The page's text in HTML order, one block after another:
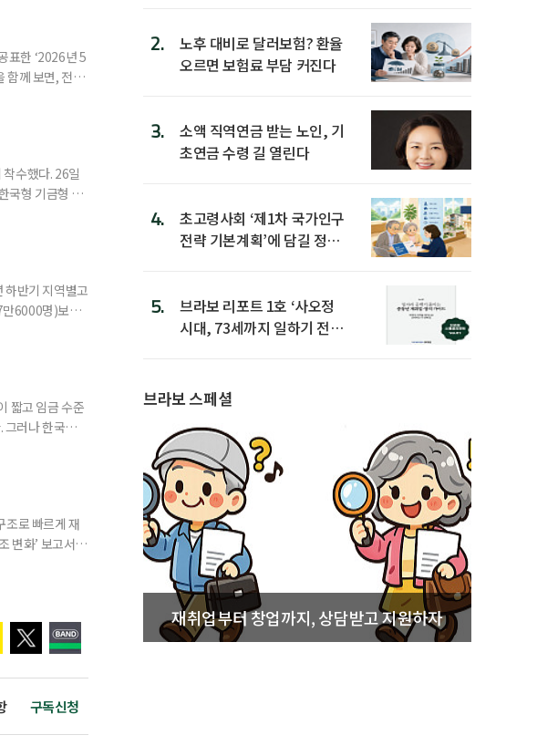
표한 ‘2026년 5
함께 보면, 전체
수했다. 26일
국형 기금형 퇴
연구는 먼저
하반기 지역별고
만6000명)보다
짧고 임금 수준
러나 한국노인
건
조로 빠르게 재
변화’ 보고서에
구독신청
2.
노후 대비로 달러보험? 환율
오르면 보험료 부담 커진다
3.
소액 직역연금 받는 노인, 기
초연금 수령 길 열린다
4.
초고령사회 ‘제1차 국가인구
전략 기본계획’에 담길 정책
5.
브라보 리포트 1호 ‘사오정
시대, 73세까지 일하기 전략’
브라보 스페셜
재취업부터 창업까지, 상담받고 지원하자